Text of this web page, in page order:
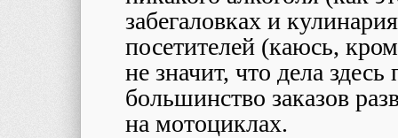
забегаловках и
посетителей (каюсь,
не значит, что дела
большинство заказов
на мотоциклах.